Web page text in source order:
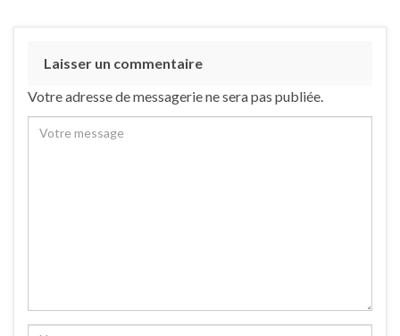
Laisser un commentaire
Votre adresse de messagerie ne sera pas publiée.